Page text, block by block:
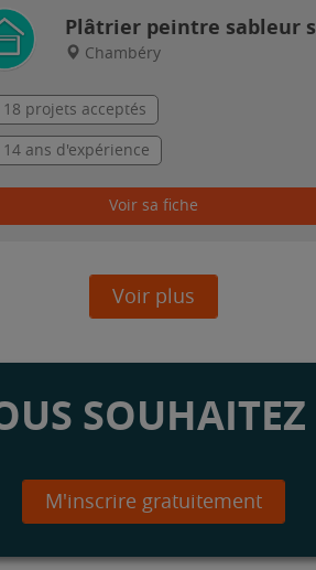
Plâtrier peintre sableur
Chambéry
18 projets acceptés
14 ans d'expérience
Voir sa fiche
Voir plus
M'inscrire gratuitement